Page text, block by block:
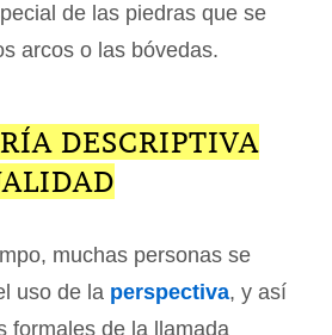
de las piedras que se
arcos o las bóvedas.
DESCRIPTIVA
muchas personas se
uso de la perspectiva, y así
formales de la llamada